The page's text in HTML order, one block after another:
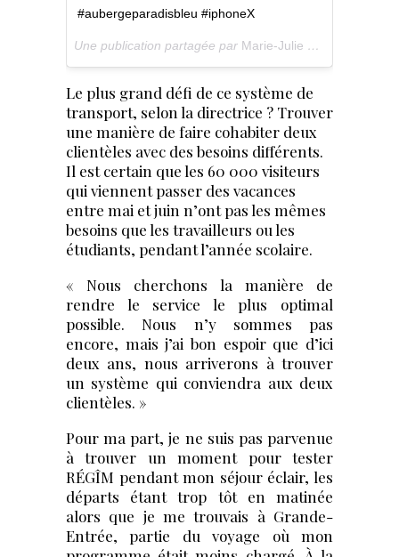
#aubergeparadisbleu #iphoneX
Une publication partagée par Marie-Julie G / Taxi-Brousse
Le plus grand défi de ce système de
transport, selon la directrice ? Trouver
une manière de faire cohabiter deux
clientèles avec des besoins différents.
Il est certain que les 60 000 visiteurs
qui viennent passer des vacances
entre mai et juin n’ont pas les mêmes
besoins que les travailleurs ou les
étudiants, pendant l’année scolaire.
« Nous cherchons la manière de
rendre le service le plus optimal
possible. Nous n’y sommes pas
encore, mais j’ai bon espoir que d’ici
deux ans, nous arriverons à trouver
un système qui conviendra aux deux
clientèles. »
Pour ma part, je ne suis pas parvenue
à trouver un moment pour tester
RÉGÎM pendant mon séjour éclair, les
départs étant trop tôt en matinée
alors que je me trouvais à Grande-
Entrée, partie du voyage où mon